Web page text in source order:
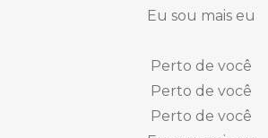
Eu sou mais eu
Perto de você
Perto de você
Perto de você